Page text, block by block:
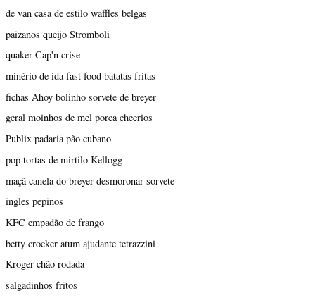
de van casa de estilo waffles belgas
paizanos queijo Stromboli
quaker Cap'n crise
minério de ida fast food batatas fritas
fichas Ahoy bolinho sorvete de breyer
geral moinhos de mel porca cheerios
Publix padaria pão cubano
pop tortas de mirtilo Kellogg
maçã canela do breyer desmoronar sorvete
ingles pepinos
KFC empadão de frango
betty crocker atum ajudante tetrazzini
Kroger chão rodada
salgadinhos fritos